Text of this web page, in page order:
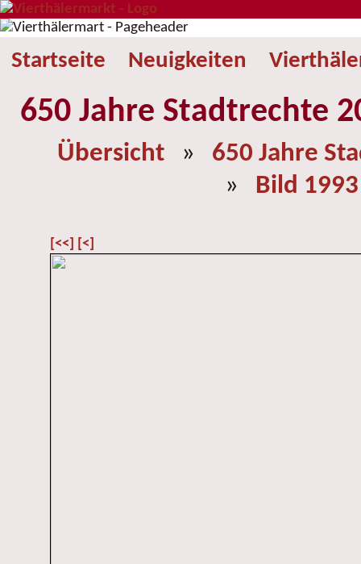
Startseite Neuigkeiten
650 Jahre Stadtrechte
Übersicht » 650 Jahre
» Bild 1993
[<<] [<]